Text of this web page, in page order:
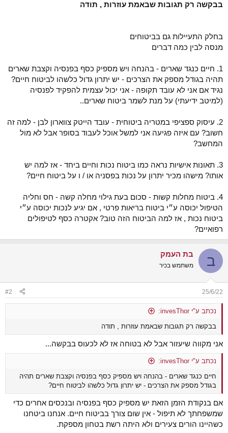
בבקשה רק תגובות שבאמת עוזרות , תודה
בחלק התעיילות גם בביטוחים
מנסה לבין כמה דברים
1. חיים כנגד שארים - בהנחה ויש מספיק כסף בפנסיה וקצבת שארים
תהיה בגודל מספק את הצרכים - יש יתרון גדול כלשהו לביטוח חיים?
נגיד אם אני לא עובד תקופה - אני יכול עצמית להפקיד לפנסיה
(למיטב ידיעתי) על מנת לשמר ביטוח שארים..
2. עיסוק ספציפי במטריה ביטוחית - עובד הייטק צווארון לבן - למה זה
חשוב? עם איזה פגיעה אני למשל אוכל לעבוד בסופר אבל לא מול
המחשב?
3. תאונות אישיות נראה כמו ביטוח נכות וחיים ביחד - אז למה יש
אותו? מישהו מכיר יתרון על נכות בפסניה או / ו על ביטוח חיים?
4. ביטוח מחלות קשות - סכום בעת גילוי מחלה קשה - חס וחליה
הטיפול יכוסה ע״י ביטוח בריאות פרטי , אם יגיע לנכות יכוסה ע״י
ביטוח נכות , אז למה הביטוח הזה טוב? אקטרה כסף לטיפולים
רפואיים?
ב בת העמק
משתמש בכיר
25/6/22
#2
נכתב ע"י invesThor:
בבקשה רק תגובות שבאמת עוזרות , תודה
אני מקווה שיעזור אבל לא בטוחה אז לא לכעוס בבקשה...
נכתב ע"י invesThor:
חיים כנגד שארים - בהנחה ויש מספיק כסף בפנסיה וקצבת שארים תהיה
בגודל מספק את הצרכים - יש יתרון גדול כלשהו לביטוח חיים?
אם בנקודת הזמן הזאת יש מספיק כסף בפנסיה ובנכסים אחרים כדי
שמשפחתך לא תיפול - אין שום צורך בביטוח חיים. אנחנו ביטחנו
כשהיינו הורים צעירים ולא היתה רשת בטחון מספקת.